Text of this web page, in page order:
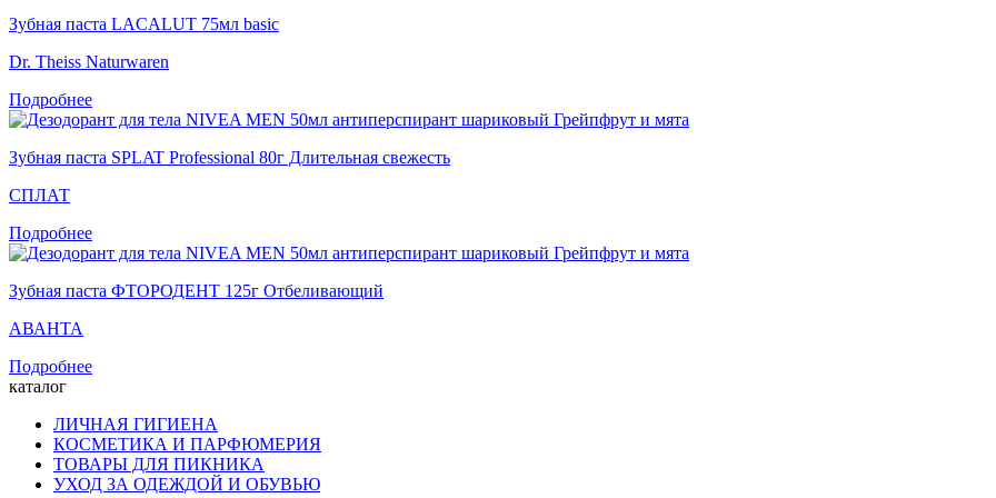
Зубная паста LACALUT 75мл basic
Dr. Theiss Naturwaren
Подробнее
Зубная паста SPLAT Professional 80г Длительная свежесть
СПЛАТ
Подробнее
Зубная паста ФТОРОДЕНТ 125г Отбеливающий
АВАНТА
Подробнее
каталог
ЛИЧНАЯ ГИГИЕНА
КОСМЕТИКА И ПАРФЮМЕРИЯ
ТОВАРЫ ДЛЯ ПИКНИКА
УХОД ЗА ОДЕЖДОЙ И ОБУВЬЮ